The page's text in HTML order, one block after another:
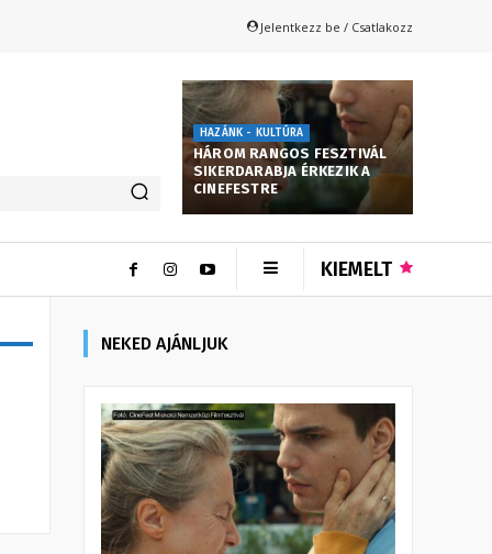
Jelentkezz be / Csatlakozz
HAZÁNK - KULTÚRA
HÁROM RANGOS FESZTIVÁL
SIKERDARABJA ÉRKEZIK A
CINEFESTRE
KIEMELT
NEKED AJÁNLJUK